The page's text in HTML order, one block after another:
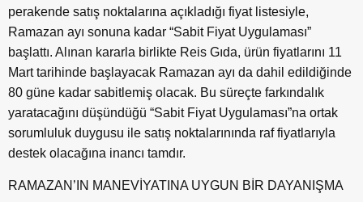
perakende satış noktalarına açıkladığı fiyat listesiyle,
Ramazan ayı sonuna kadar “Sabit Fiyat Uygulaması”
başlattı. Alınan kararla birlikte Reis Gıda, ürün fiyatlarını 11
Mart tarihinde başlayacak Ramazan ayı da dahil edildiğinde
80 güne kadar sabitlemiş olacak. Bu süreçte farkındalık
yaratacağını düşündüğü “Sabit Fiyat Uygulaması”na ortak
sorumluluk duygusu ile satış noktalarınında raf fiyatlarıyla
destek olacağına inancı tamdır.
RAMAZAN’IN MANEVİYATINA UYGUN BİR DAYANIŞMA